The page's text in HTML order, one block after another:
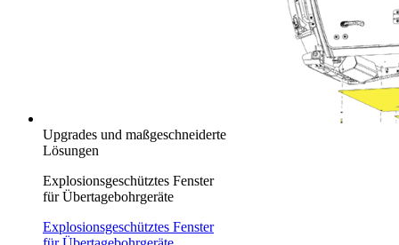
Upgrades und maßgeschneiderte
Lösungen
Explosionsgeschütztes Fenster
für Übertagebohrgeräte
Explosionsgeschütztes Fenster